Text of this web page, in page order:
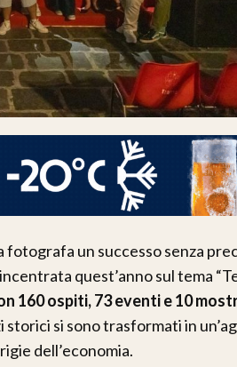
un successo senza
quest’anno sul tema
160 ospiti, 73 eventi e 10
storici si sono trasformati in
dell’economia.